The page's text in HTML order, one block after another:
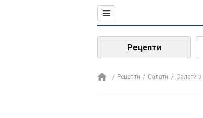
Рецепти
Рецепти Салати Салати